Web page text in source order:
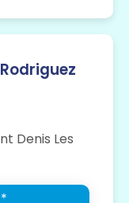
Denis Les